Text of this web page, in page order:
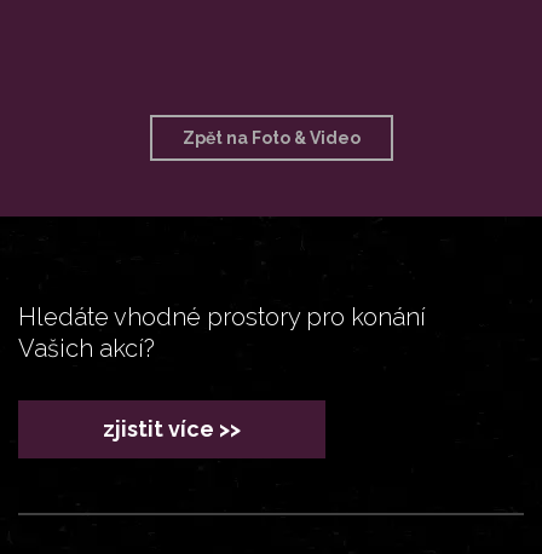
Zpět na Foto & Video
Hledáte vhodné prostory pro konání
Vašich akcí?
zjistit více >>